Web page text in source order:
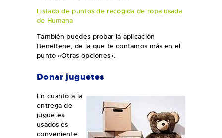
Listado de puntos de recogida de ropa usada
de Humana
También puedes probar la aplicación
BeneBene, de la que te contamos más en el
punto «Otras opciones».
Donar juguetes
En cuanto a la
entrega de
juguetes
usados es
conveniente